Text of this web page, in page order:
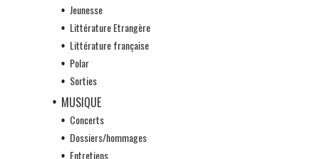
Jeunesse
Littérature Etrangère
Littérature française
Polar
Sorties
MUSIQUE
Concerts
Dossiers/hommages
Entretiens